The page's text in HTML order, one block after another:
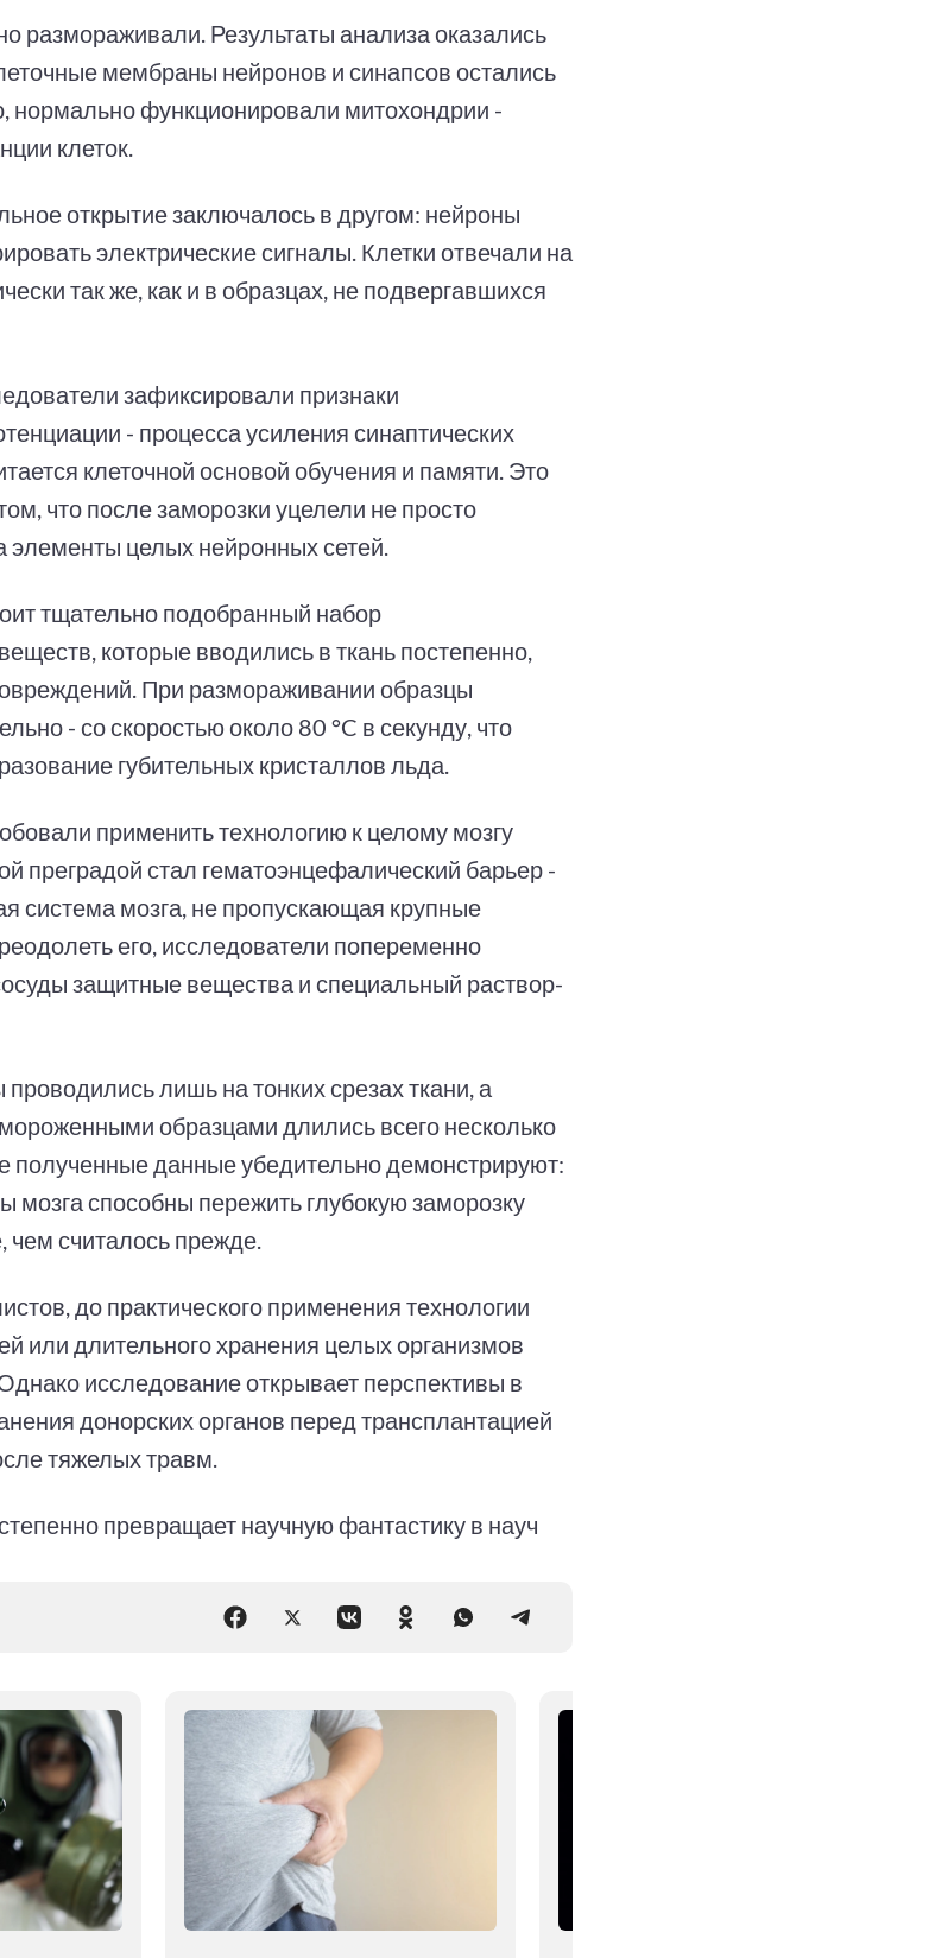
размораживали. Результаты анализа оказались
мембраны нейронов и синапсов остались
нормально функционировали митохондрии -
клеток.
открытие заключалось в другом: нейроны
электрические сигналы. Клетки отвечали на
так же, как и в образцах, не подвергавшихся
зафиксировали признаки
- процесса усиления синаптических
клеточной основой обучения и памяти. Это
что после заморозки уцелели не просто
элементы целых нейронных сетей.
тщательно подобранный набор
которые вводились в ткань постепенно,
При размораживании образцы
- со скоростью около 80 °C в секунду, что
губительных кристаллов льда.
применить технологию к целому мозгу
преградой стал гематоэнцефалический барьер -
система мозга, не пропускающая крупные
его, исследователи попеременно
защитные вещества и специальный раствор-
лишь на тонких срезах ткани, а
образцами длились всего несколько
полученные данные убедительно демонстрируют:
мозга способны пережить глубокую заморозку
чем считалось прежде.
до практического применения технологии
или длительного хранения целых организмов
исследование открывает перспективы в
донорских органов перед трансплантацией
тяжелых травм.
превращает научную фантастику в науч